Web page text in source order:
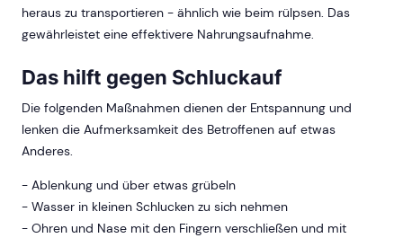
heraus zu transportieren - ähnlich wie beim rülpsen. Das
gewährleistet eine effektivere Nahrungsaufnahme.
Das hilft gegen Schluckauf
Die folgenden Maßnahmen dienen der Entspannung und
lenken die Aufmerksamkeit des Betroffenen auf etwas
Anderes.
- Ablenkung und über etwas grübeln
- Wasser in kleinen Schlucken zu sich nehmen
- Ohren und Nase mit den Fingern verschließen und mit